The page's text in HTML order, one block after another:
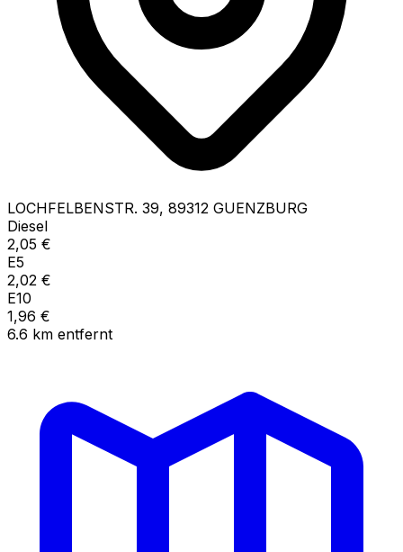
LOCHFELBENSTR. 39, 89312 GUENZBURG
Diesel
2,05 €
E5
2,02 €
E10
1,96 €
6.6 km entfernt